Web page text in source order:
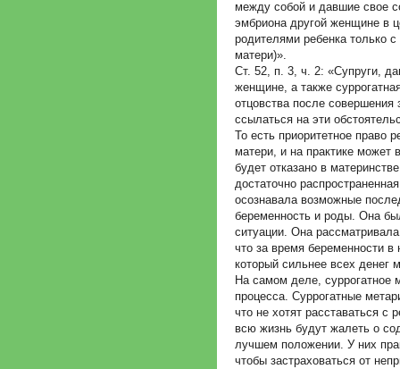
между собой и давшие свое
эмбриона другой женщине в
родителями ребенка только
матери)».
Ст. 52, п. 3, ч. 2: «Супруги,
женщине, а также
отцовства после совершения
ссылаться на эти
То есть приоритетное право
матери, и на практике может
будет отказано в
достаточно
осознавала возможные
беременность и роды. Она
ситуации. Она
что за время беременности в
который сильнее всех денег
На самом деле, суррогатное
процесса. Суррогатные
что не хотят расставаться с
всю жизнь будут жалеть о
лучшем положении. У них
чтобы застраховаться от